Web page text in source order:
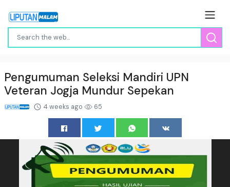
Pengumuman Seleksi Mandiri UPN
Veteran Jogja Mundur Sepekan
4 weeks ago 65